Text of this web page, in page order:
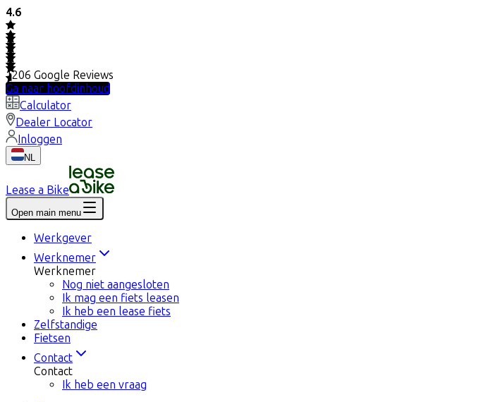
4.6
1206 Google Reviews
Ga naar hoofdinhoud
Calculator
Dealer Locator
Inloggen
NL
Lease a Bike
Open main menu
Werkgever
Werknemer
Werknemer
Nog niet aangesloten
Ik mag een fiets leasen
Ik heb een lease fiets
Zelfstandige
Fietsen
Contact
Contact
Ik heb een vraag